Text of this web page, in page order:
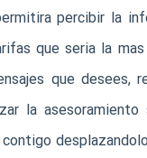
percibir la
que seri­a la
que desees,
la